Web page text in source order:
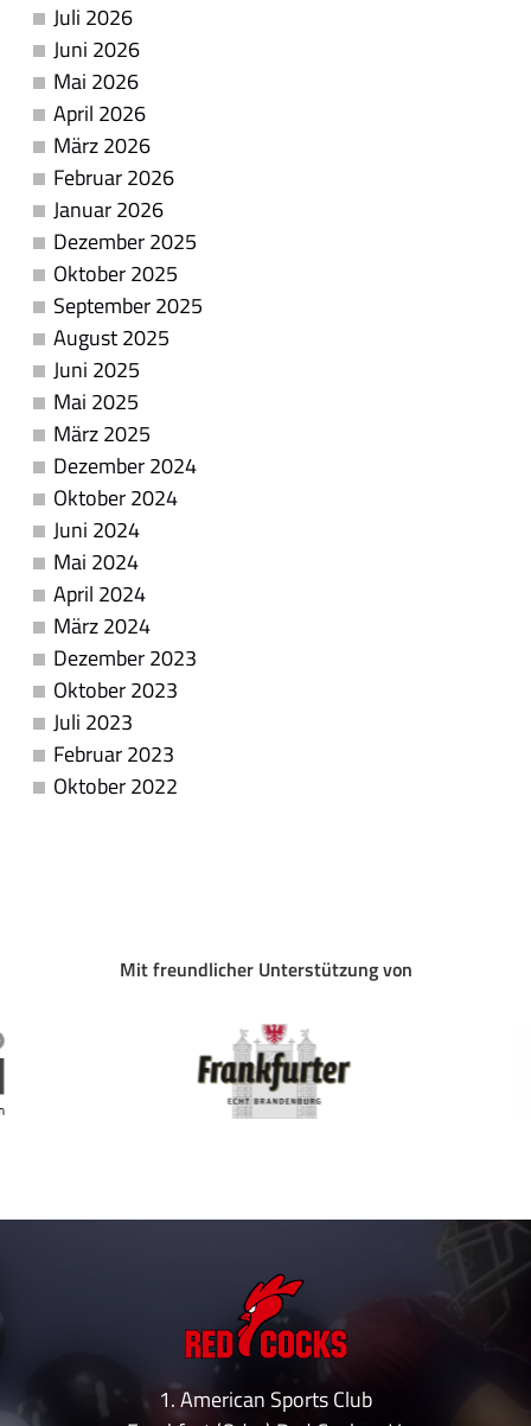
Juli 2026
Juni 2026
Mai 2026
April 2026
März 2026
Februar 2026
Januar 2026
Dezember 2025
Oktober 2025
September 2025
August 2025
Juni 2025
Mai 2025
März 2025
Dezember 2024
Oktober 2024
Juni 2024
Mai 2024
April 2024
März 2024
Dezember 2023
Oktober 2023
Juli 2023
Februar 2023
Oktober 2022
Mit freundlicher Unterstützung von
1. American Sports Club